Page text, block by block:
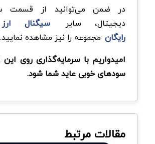
در ضمن می‌توانید از قسمت
دیجیتال، سایر
سیگنال‌
رایگان مجموعه را نیز مشاهده نمایید.
امیدواریم با سرمایه‌گذاری روی این
سودهای خوبی عاید شما شود.
مقالات مرتبط